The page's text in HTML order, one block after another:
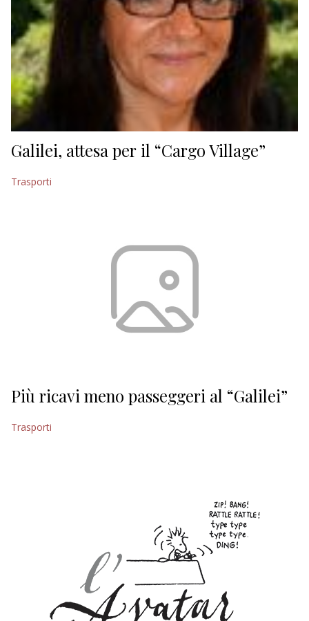
Galilei, attesa per il “Cargo Village”
Trasporti
Più ricavi meno passeggeri al “Galilei”
Trasporti